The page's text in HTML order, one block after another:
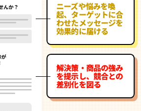
ニーズや悩みを喚
起、ターゲットに合
わせたメッセージを
効果的に届ける
解決策・商品の強み
を提示し、競合との
差別化を図る